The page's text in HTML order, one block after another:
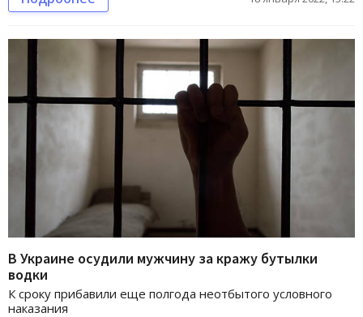
В Украине осудили мужчину за кражу бутылки
водки
К сроку прибавили еще полгода неотбытого условного
наказания